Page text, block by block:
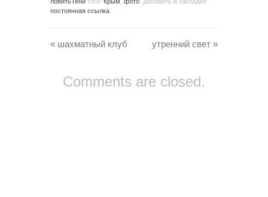
постоянная ссылка
« шахматный клуб утренний свет »
Comments are closed.